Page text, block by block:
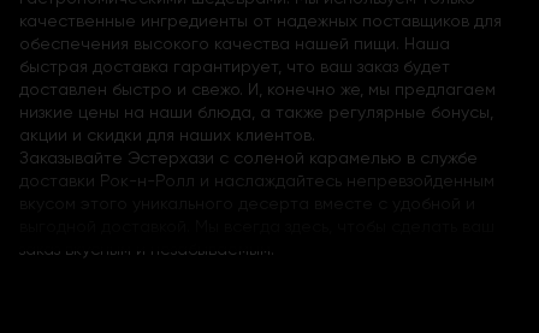
качественные ингредиенты от надежных поставщиков для
обеспечения высокого качества нашей пищи. Наша
быстрая доставка гарантирует, что ваш заказ будет
доставлен быстро и свежо. И, конечно же, мы предлагаем
низкие цены на наши блюда, а также регулярные бонусы,
акции и скидки для наших клиентов.
Заказывайте Эстерхази с соленой карамелью в службе
доставки Рок-н-Ролл и наслаждайтесь непревзойденным
заказ вкусным и незабываемым.